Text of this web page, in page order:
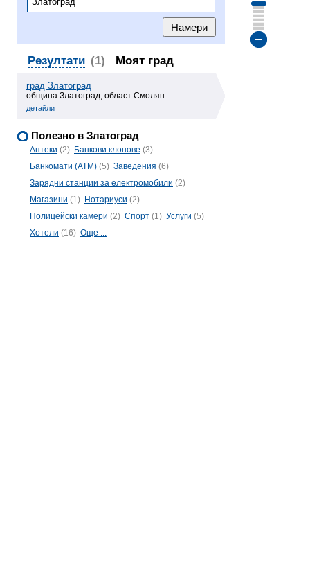
Резултати (1) Моят град
град Златоград
община Златоград, област Смолян
детайли
Полезно в Златоград
Аптеки (2) Банкови клонове (3)
Банкомати (ATM) (5) Заведения (6)
Зарядни станции за електромобили (2)
Магазини (1) Нотариуси (2)
Полицейски камери (2) Спорт (1) Услуги (5)
Хотели (16) Още ...